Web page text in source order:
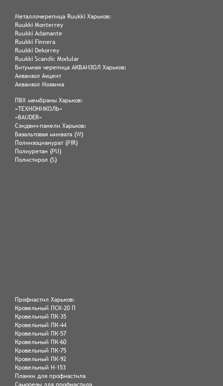
Металлочерепица Ruukki Харьков:
Ruukki Monterrey
Ruukki Adamante
Ruukki Finnera
Ruukki Dekorrey
Ruukki Scandic Modular
Битумная черепица АКВАИЗОЛ Харьков:
Акваизол Акцент
Акваизол Мозаика
ПВХ мембраны Харьков:
«ТЕХНОНИКОЛЬ»
«BAUDER»
Сэндвич-панели Харьков:
Базальтовая минвата (W)
Полиизоцианурат (PIR)
Полиуретан (PU)
Полистирол (S)
Профнастил Харьков:
Кровельный ПСК-20 П
Кровельный ПК-35
Кровельный ПК-44
Кровельный ПК-57
Кровельный ПК-60
Кровельный ПК-75
Кровельный ПК-92
Кровельный Н-153
Планки для профнастила